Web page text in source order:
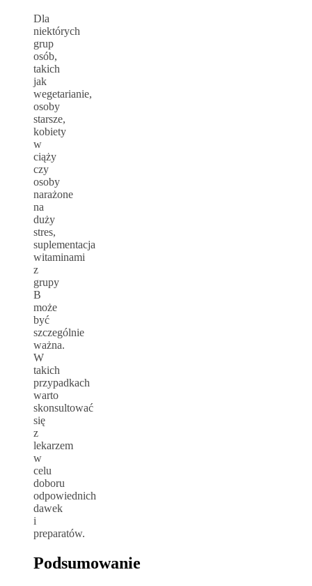
Dla
niektórych
grup
osób,
takich
jak
wegetarianie,
osoby
starsze,
kobiety
w
ciąży
czy
osoby
narażone
na
duży
stres,
suplementacja
witaminami
z
grupy
B
może
być
szczególnie
ważna.
W
takich
przypadkach
warto
skonsultować
się
z
lekarzem
w
celu
doboru
odpowiednich
dawek
i
preparatów.
Podsumowanie